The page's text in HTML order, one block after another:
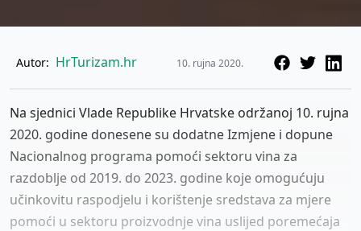
Autor: HrTurizam.hr 10. rujna 2020.
Na sjednici Vlade Republike Hrvatske održanoj 10. rujna
2020. godine donesene su dodatne Izmjene i dopune
Nacionalnog programa pomoći sektoru vina za
razdoblje od 2019. do 2023. godine koje omogućuju
učinkovitu raspodjelu i korištenje sredstava za mjere
pomoći u sektoru proizvodnje vina uslijed poremećaja